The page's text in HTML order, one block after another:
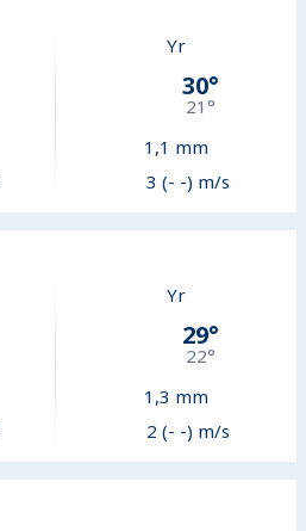
Yr
30°
21 °
1,1 mm
3 (- -) m/s
Yr
29°
22°
1,3 mm
2 (- -) m/s